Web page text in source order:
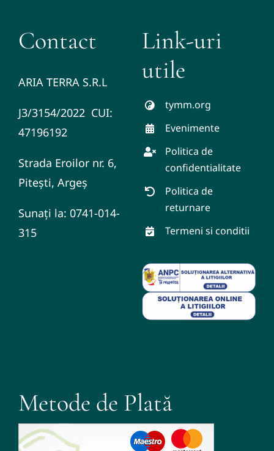
Contact
ARIA TERRA S.R.L
J3/3154/2022 CUI:
47196192
Strada Eroilor nr. 6,
Pitești, Argeș
Sunați la: 0741-014-
315
Link-uri
utile
tymm.org
Evenimente
Politica de
confidentialitate
Politica de
returnare
Termeni si conditii
Metode de Plată